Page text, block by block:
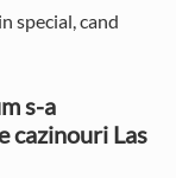
special, cand
s-a
cazinouri Las